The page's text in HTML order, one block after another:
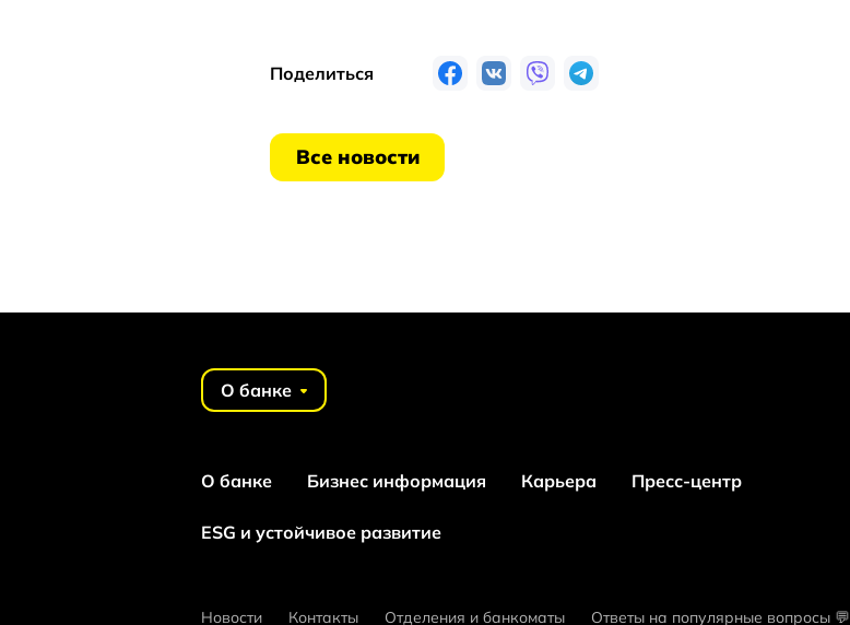
Поделиться
Все новости
О банке
О банке Бизнес информация Карьера Пресс-центр
ESG и устойчивое развитие
Новости Контакты Отделения и банкоматы Ответы на популярные вопросы 💬